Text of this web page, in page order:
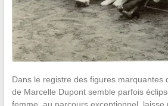
Dans le registre des figures marquantes
de Marcelle Dupont semble parfois